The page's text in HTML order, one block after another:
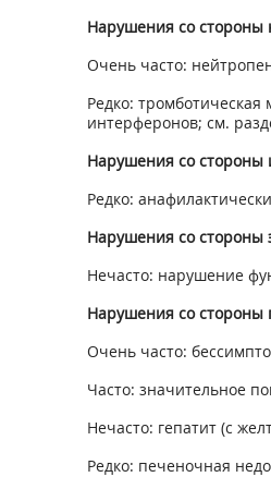
Нарушения со стороны
Очень часто:
Редко:
интерферонов; см.
Нарушения со
Редко:
Нарушения со стороны
Нечасто: нарушение
Нарушения со
Очень часто:
Часто: значительное
Нечасто: гепатит (с
Редко: печеночная